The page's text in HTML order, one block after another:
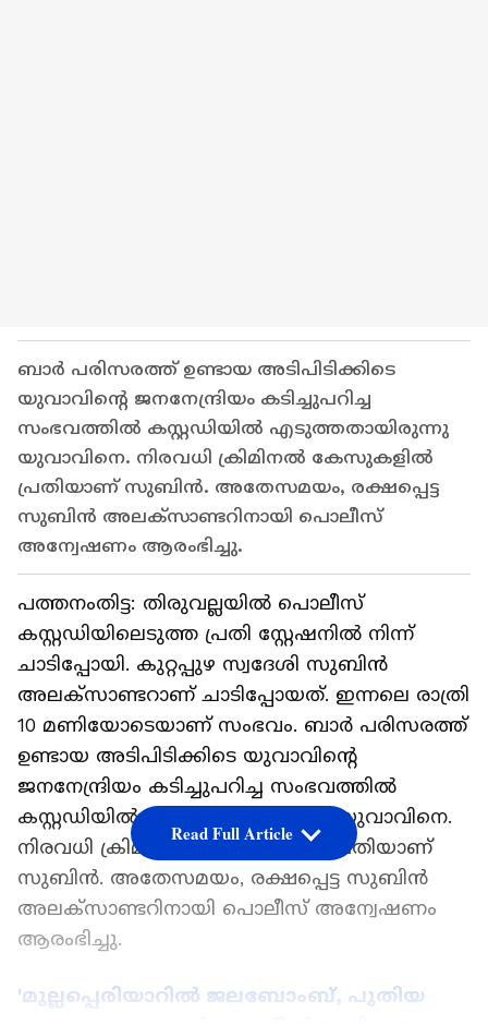
ബാർ പരിസരത്ത് ഉണ്ടായ അടിപിടിക്കിടെ
യുവാവിന്റെ ജനനേന്ദ്രിയം കടിച്ചുപറിച്ച
സംഭവത്തിൽ കസ്റ്റഡിയിൽ എടുത്തതായിരുന്നു
യുവാവിനെ. നിരവധി ക്രിമിനൽ കേസുകളിൽ
പ്രതിയാണ് സുബിൻ. അതേസമയം, രക്ഷപ്പെട്ട
സുബിൻ അലക്സാണ്ടറിനായി പൊലീസ്
അന്വേഷണം ആരംഭിച്ചു.
പത്തനംതിട്ട: തിരുവല്ലയിൽ പൊലീസ്
കസ്റ്റഡിയിലെടുത്ത പ്രതി സ്റ്റേഷനിൽ നിന്ന്
ചാടിപ്പോയി. കുറ്റപ്പുഴ സ്വദേശി സുബിൻ
അലക്സാണ്ടറാണ് ചാടിപ്പോയത്. ഇന്നലെ രാത്രി
10 മണിയോടെയാണ് സംഭവം. ബാർ പരിസരത്ത്
ഉണ്ടായ അടിപിടിക്കിടെ യുവാവിന്റെ
ജനനേന്ദ്രിയം കടിച്ചുപറിച്ച സംഭവത്തിൽ
കസ്റ്റഡിയിൽ എടുത്തതായിരുന്നു യുവാവിനെ.
നിരവധി ക്രിമിനൽ കേസുകളിൽ പ്രതിയാണ്
സുബിൻ. അതേസമയം, രക്ഷപ്പെട്ട സുബിൻ
അലക്സാണ്ടറിനായി പൊലീസ് അന്വേഷണം
ആരംഭിച്ചു.
'മുല്ലപ്പെരിയാറിൽ ജലബോംബ്, പുതിയ
Read Full Article